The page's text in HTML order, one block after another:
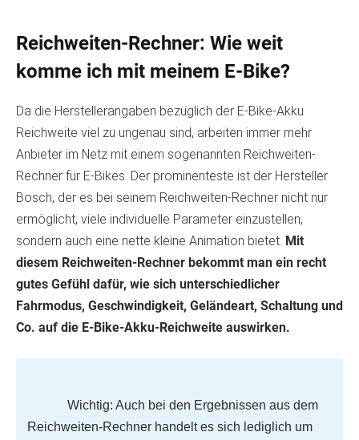
Reichweiten-Rechner: Wie weit
komme ich mit meinem E-Bike?
Da die Herstellerangaben bezüglich der E-Bike-Akku
Reichweite viel zu ungenau sind, arbeiten immer mehr
Anbieter im Netz mit einem sogenannten Reichweiten-
Rechner für E-Bikes. Der prominenteste ist der Hersteller
Bosch, der es bei seinem Reichweiten-Rechner nicht nur
ermöglicht, viele individuelle Parameter einzustellen,
sondern auch eine nette kleine Animation bietet. Mit
diesem Reichweiten-Rechner bekommt man ein recht
gutes Gefühl dafür, wie sich unterschiedlicher
Fahrmodus, Geschwindigkeit, Geländeart, Schaltung und
Co. auf die E-Bike-Akku-Reichweite auswirken.
Wichtig: Auch bei den Ergebnissen aus dem
Reichweiten-Rechner handelt es sich lediglich um